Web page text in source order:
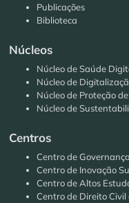
Publicações
Biblioteca
Núcleos
Núcleo de Saúde
Núcleo de
Núcleo de Proteção
Núcleo de
Centros
Centro de
Centro de Inovação
Centro de Altos
Centro de Direito Civil